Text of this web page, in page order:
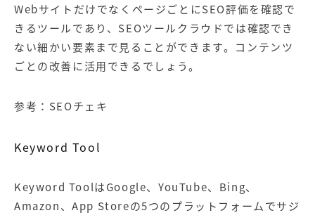
WebサイトだけでなくページごとにSEO評価を確認で
きるツールであり、 SEOツールクラウドでは確認でき
ない細かい要素まで見ることができます。コンテンツ
ごとの改善に活用できるでしょう。
参考： SEOチェキ
Keyword Tool
Keyword ToolはGoogle、YouTube、Bing、
Amazon、App Storeの5つのプラットフォームでサジ